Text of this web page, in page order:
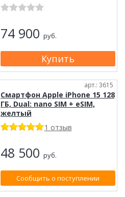
74 900 руб.
арт.: 3615
Смартфон Apple iPhone 15 128
ГБ, Dual: nano SIM + eSIM,
желтый
1 отзыв
48 500 руб.
Сообщить о поступлении